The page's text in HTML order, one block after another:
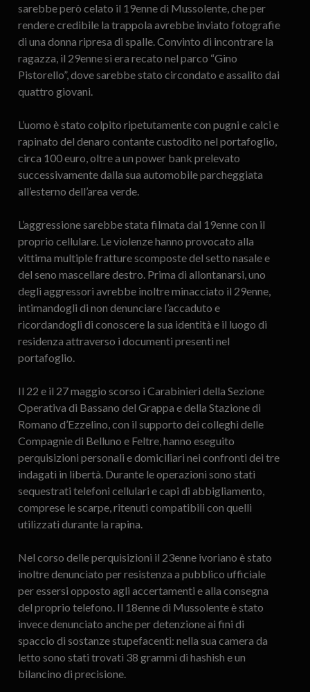
sarebbe però celato il 19enne di Mussolente, che per
rendere credibile la trappola avrebbe inviato fotografie
di una donna ripresa di spalle. Convinto di incontrare la
ragazza, il 29enne si era recato nel parco “Gino
Pistorello”, dove sarebbe stato circondato e assalito dai
quattro giovani.
L’uomo è stato colpito ripetutamente con pugni e calci e
rapinato del denaro contante custodito nel portafoglio,
circa 100 euro, oltre a un power bank prelevato
successivamente dalla sua automobile parcheggiata
all’esterno dell’area verde.
L’aggressione sarebbe stata filmata dal 19enne con il
proprio cellulare. Le violenze hanno provocato alla
vittima multiple fratture scomposte del setto nasale e
del seno mascellare destro. Prima di allontanarsi, uno
degli aggressori avrebbe inoltre minacciato il 29enne,
intimandogli di non denunciare l’accaduto e
ricordandogli di conoscere la sua identità e il luogo di
residenza attraverso i documenti presenti nel
portafoglio.
Il 22 e il 27 maggio scorso i Carabinieri della Sezione
Operativa di Bassano del Grappa e della Stazione di
Romano d’Ezzelino, con il supporto dei colleghi delle
Compagnie di Belluno e Feltre, hanno eseguito
perquisizioni personali e domiciliari nei confronti dei tre
indagati in libertà. Durante le operazioni sono stati
sequestrati telefoni cellulari e capi di abbigliamento,
comprese le scarpe, ritenuti compatibili con quelli
utilizzati durante la rapina.
Nel corso delle perquisizioni il 23enne ivoriano è stato
inoltre denunciato per resistenza a pubblico ufficiale
per essersi opposto agli accertamenti e alla consegna
del proprio telefono. Il 18enne di Mussolente è stato
invece denunciato anche per detenzione ai fini di
spaccio di sostanze stupefacenti: nella sua camera da
letto sono stati trovati 38 grammi di hashish e un
bilancino di precisione.